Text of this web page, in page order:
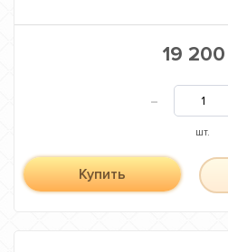
19 200
-
шт.
Купить